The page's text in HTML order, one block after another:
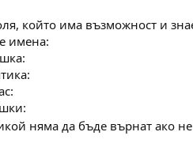
който има възможност и
имена:
няма да бъде върнат ако